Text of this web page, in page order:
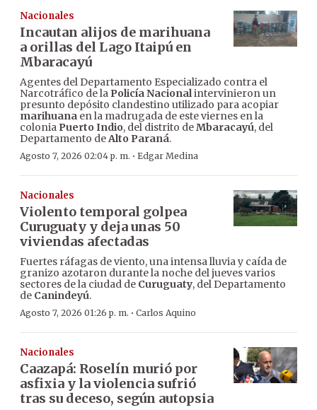
Nacionales
Incautan alijos de marihuana
a orillas del Lago Itaipú en
Mbaracayú
Agentes del Departamento Especializado contra el
Narcotráfico de la Policía Nacionalintervinieron un
presunto depósito clandestino utilizado para acopiar
marihuana en la madrugada de este viernes en la
colonia Puerto Indio, del distrito deMbaracayú, del
Departamento deAlto Paraná.
Agosto 7, 2026 02:04 p. m. · Edgar Medina
Nacionales
Violento temporal golpea
Curuguaty y deja unas 50
viviendas afectadas
Fuertes ráfagas de viento, una intensa lluvia y caída de
granizo azotaron durante la noche del jueves varios
sectores de la ciudad de Curuguaty, del Departamento
de Canindeyú.
Agosto 7, 2026 01:26 p. m. · Carlos Aquino
Nacionales
Caazapá: Roselín murió por
asfixia y la violencia sufrió
tras su deceso, según autopsia